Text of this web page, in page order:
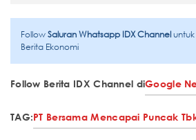
FollowSaluran Whatsapp IDX Channel
Berita Ekonomi
Follow Berita IDX Channel diGoogle
TAG:PT Bersama Mencapai Puncak